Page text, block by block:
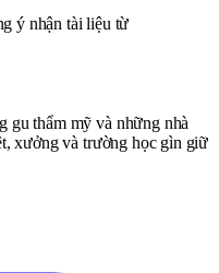
ý nhận tài liệu từ
gu thẩm mỹ và những nhà
xưởng và trường học gìn giữ